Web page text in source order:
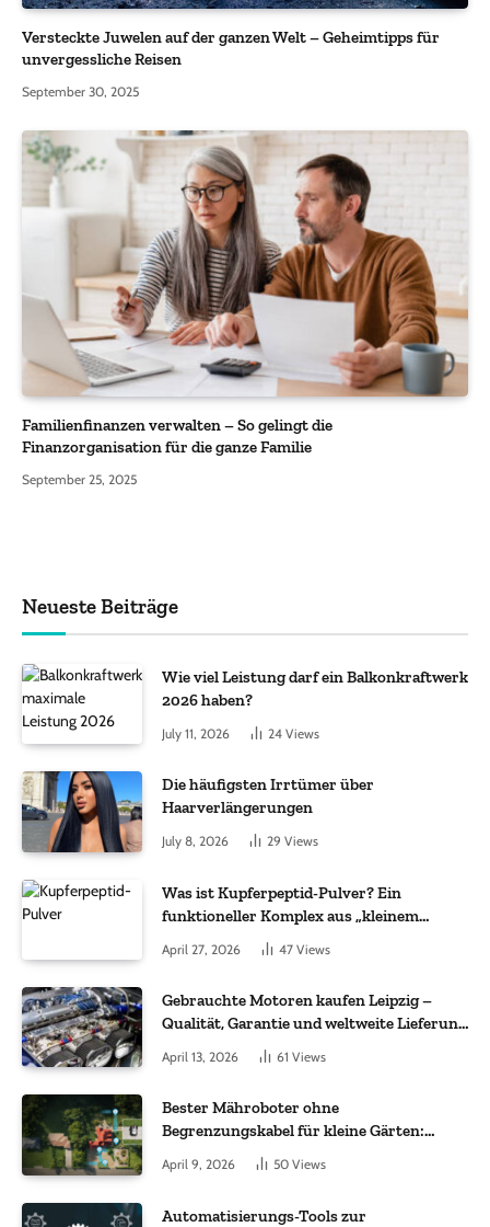
Versteckte Juwelen auf der ganzen Welt – Geheimtipps für
unvergessliche Reisen
September 30, 2025
Familienfinanzen verwalten – So gelingt die
Finanzorganisation für die ganze Familie
September 25, 2025
Neueste Beiträge
Wie viel Leistung darf ein Balkonkraftwerk
2026 haben?
July 11, 2026 24 Views
Die häufigsten Irrtümer über
Haarverlängerungen
July 8, 2026 29 Views
Was ist Kupferpeptid-Pulver? Ein
funktioneller Komplex aus „kleinem
Molekül + Metall“
April 27, 2026 47 Views
Gebrauchte Motoren kaufen Leipzig –
Qualität, Garantie und weltweite Lieferung
April 13, 2026 61 Views
Bester Mähroboter ohne
Begrenzungskabel für kleine Gärten:
Worauf es bei 200 bis 500 m² wirklich
ankommt
April 9, 2026 50 Views
Automatisierungs-Tools zur